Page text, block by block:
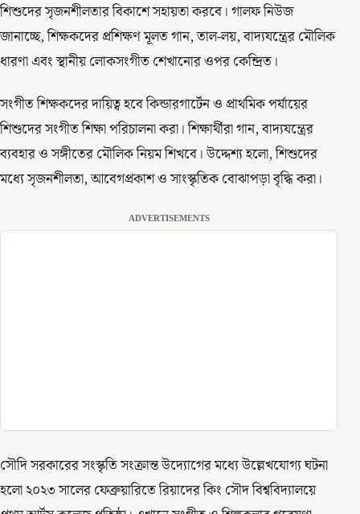
শিশুদের সৃজনশীলতার বিকাশে সহায়তা করবে। গালফ নিউজ
জানাচ্ছে, শিক্ষকদের প্রশিক্ষণ মূলত গান, তাল-লয়, বাদ্যযন্ত্রের মৌলিক
ধারণা এবং স্থানীয় লোকসংগীত শেখানোর ওপর কেন্দ্রিত।
সংগীত শিক্ষকদের দায়িত্ব হবে কিন্ডারগার্টেন ও প্রাথমিক পর্যায়ের
শিশুদের সংগীত শিক্ষা পরিচালনা করা। শিক্ষার্থীরা গান, বাদ্যযন্ত্রের
ব্যবহার ও সঙ্গীতের মৌলিক নিয়ম শিখবে। উদ্দেশ্য হলো, শিশুদের
মধ্যে সৃজনশীলতা, আবেগপ্রকাশ ও সাংস্কৃতিক বোঝাপড়া বৃদ্ধি করা।
ADVERTISEMENTS
সৌদি সরকারের সংস্কৃতি সংক্রান্ত উদ্যোগের মধ্যে উল্লেখযোগ্য ঘটনা
হলো ২০২৩ সালের ফেব্রুয়ারিতে রিয়াদের কিং সৌদ বিশ্ববিদ্যালয়ে